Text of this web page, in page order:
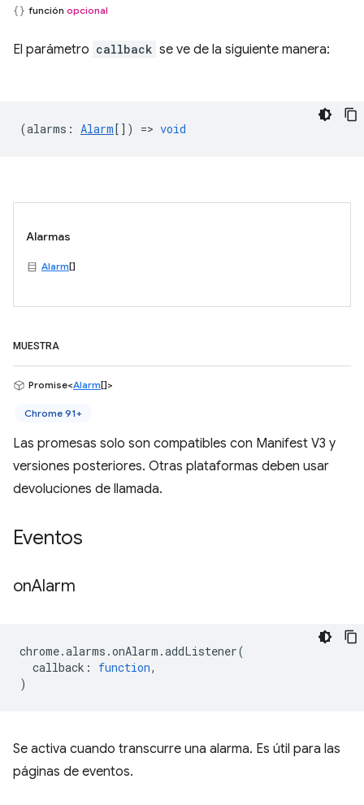
función opcional
El parámetro callback se ve de la siguiente manera:
(alarms : Alarm[]) => void
Alarmas
Alarm[]
MUESTRA
Promise<Alarm[]>
Chrome 91+
Las promesas solo son compatibles con Manifest V3 y
versiones posteriores. Otras plataformas deben usar
devoluciones de llamada.
Eventos
onAlarm
chrome.alarms .onAlarm .addListener(
callback : function,
)
Se activa cuando transcurre una alarma. Es útil para las
páginas de eventos.